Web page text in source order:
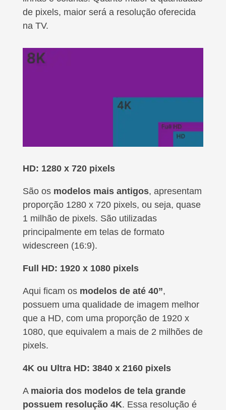
de pixels, maior será a resolução oferecida
na TV.
HD: 1280 x 720 pixels
São osmodelos mais antigos, apresentam
proporção 1280 x 720 pixels, ou seja, quase
1 milhão de pixels. São utilizadas
principalmente em telas de formato
widescreen (16:9).
Full HD: 1920 x 1080 pixels
Aqui ficam os modelos de até 40”,
possuem uma qualidade de imagem melhor
que a HD, com uma proporção de 1920 x
1080, que equivalem a mais de 2 milhões de
pixels.
4K ou Ultra HD: 3840 x 2160 pixels
A maioria dos modelos de tela grande
possuem resolução 4K. Essa resolução é